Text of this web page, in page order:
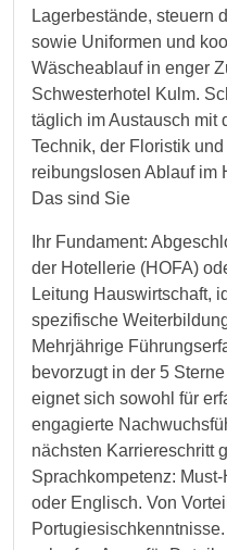
Lagerbestände, steuern
sowie Uniformen und
Wäscheablauf in enger
Schwesterhotel Kulm.
täglich im Austausch mit
Technik, der Floristik
reibungslosen Ablauf im
Das sind Sie
Ihr Fundament:
der Hotellerie (HOFA)
Leitung Hauswirtschaft,
spezifische
Mehrjährige
bevorzugt in der 5
eignet sich sowohl für
engagierte
nächsten Karriereschritt
Sprachkompetenz:
oder Englisch. Von